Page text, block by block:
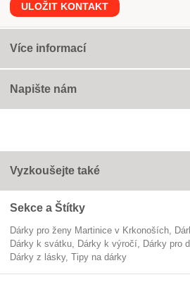
ULOŽIT KONTAKT
Více informací
Napište nám
Vyzkoušejte také
Sekce a Štítky
Dárky pro ženy Martinice v Krkonoších
dárky k svátku
dárky k výročí dárky pro
dárky z lásky
tipy na dárky